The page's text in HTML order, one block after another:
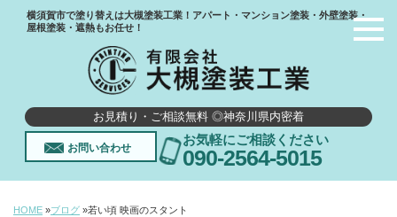
横須賀市で塗り替えは大槻塗装工業！アパート・マンション塗装・外壁塗装・
屋根塗装・遮熱もお任せ！
お見積り・ご相談無料 ◎神奈川県内密着
お問い合わせ
お気軽にご相談ください
090-2564-5015
HOME »ブログ »若い頃 映画のスタント